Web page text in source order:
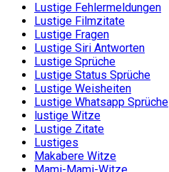
Lustige Fehlermeldungen
Lustige Filmzitate
Lustige Fragen
Lustige Siri Antworten
Lustige Sprüche
Lustige Status Sprüche
Lustige Weisheiten
Lustige Whatsapp Sprüche
lustige Witze
Lustige Zitate
Lustiges
Makabere Witze